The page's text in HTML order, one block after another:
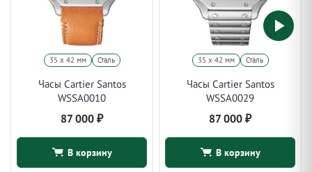
35 х 42 мм Сталь
Часы Cartier Santos
WSSA0010
87 000 ₽
В корзину
35 х 42 мм Сталь
Часы Cartier Santos
WSSA0029
87 000 ₽
В корзину